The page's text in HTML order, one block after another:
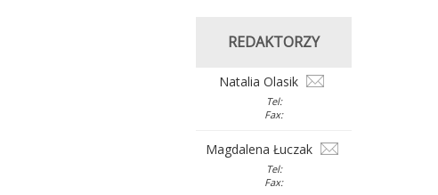
REDAKTORZY
Natalia Olasik
Tel:
Fax:
Magdalena Łuczak
Tel:
Fax: